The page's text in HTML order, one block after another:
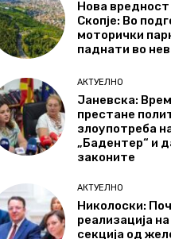
Нова
Скопје: Во
моторички
паднати во
АКТУЕЛНО
Јаневска:
престане
злоупотреба
„Бадентер“ и
законите
АКТУЕЛНО
Николоски:
реализација
секција од